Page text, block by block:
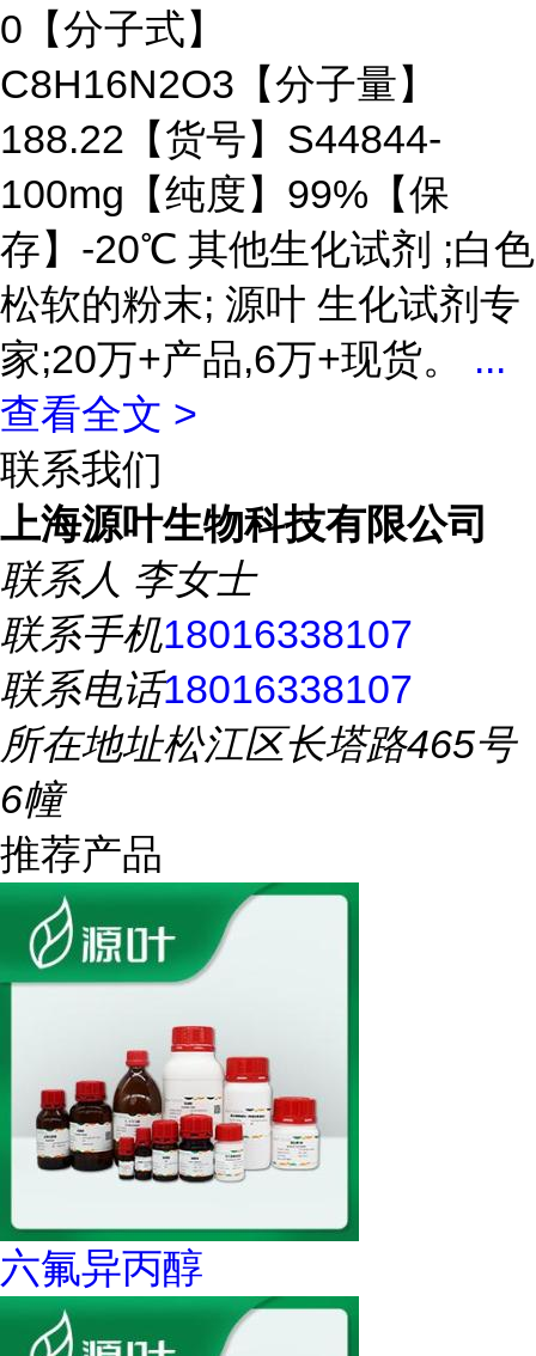
0【分子式】
C8H16N2O3【分子量】
188.22【货号】S44844-
100mg【纯度】99%【保
存】-20℃ 其他生化试剂 ;白色
松软的粉末; 源叶 生化试剂专
家;20万+产品,6万+现货。 ...
查看全文 >
联系我们
上海源叶生物科技有限公司
联系人 李女士
联系手机18016338107
联系电话18016338107
所在地址松江区长塔路465号
6幢
推荐产品
六氟异丙醇